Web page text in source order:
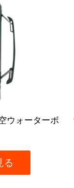
ブラー ストロ
き
る